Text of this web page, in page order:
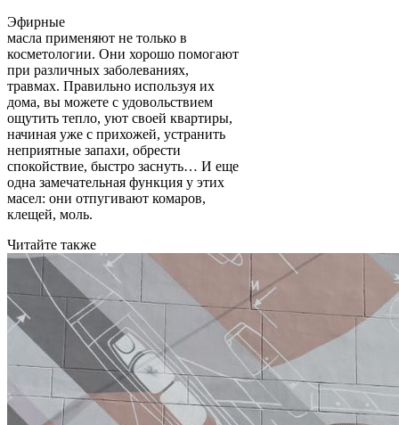
Эфирные
масла применяют не только в
косметологии. Они хорошо помогают
при различных заболеваниях,
травмах. Правильно используя их
дома, вы можете с удовольствием
ощутить тепло, уют своей квартиры,
начиная уже с прихожей, устранить
неприятные запахи, обрести
спокойствие, быстро заснуть… И еще
одна замечательная функция у этих
масел: они отпугивают комаров,
клещей, моль.
Читайте также